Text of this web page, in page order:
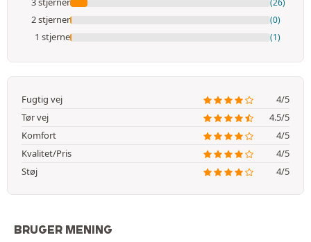
2 stjerner (0)
1 stjerne (1)
Fugtig vej
4/5
Tør vej
4.5/5
Komfort
4/5
Kvalitet/Pris
4/5
Støj
4/5
BRUGER MENING